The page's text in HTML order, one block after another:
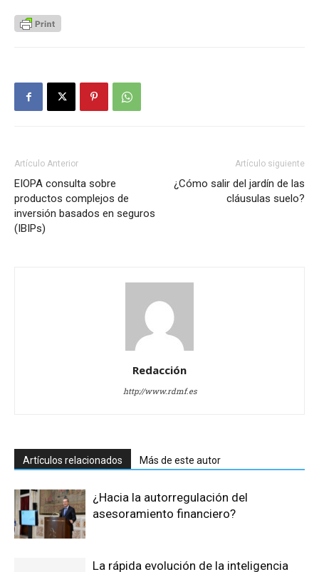
Artículo Anterior
EIOPA consulta sobre
productos complejos de
inversión basados en seguros
(IBIPs)
Artículo siguiente
¿Cómo salir del jardín de las
cláusulas suelo?
Redacción
http://www.rdmf.es
Artículos relacionados Más de este autor
¿Hacia la autorregulación del
asesoramiento financiero?
La rápida evolución de la inteligencia